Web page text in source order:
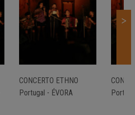
>
CONCERTO ETHNO
Portugal - ÉVORA